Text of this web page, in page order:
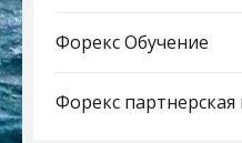
Форекс Обучение
Форекс